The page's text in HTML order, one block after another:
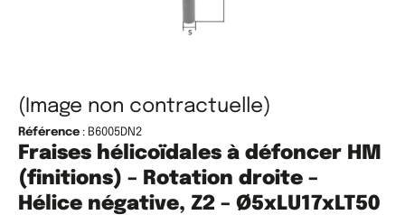
(Image non contractuelle)
Référence : B6005DN2
Fraises hélicoïdales à défoncer HM
(finitions) – Rotation droite –
Hélice négative, Z2 – Ø5xLU17xLT50